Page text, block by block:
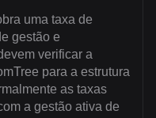
uma taxa de
gestão e
verificar a
para a estrutura
as taxas
a gestão ativa de